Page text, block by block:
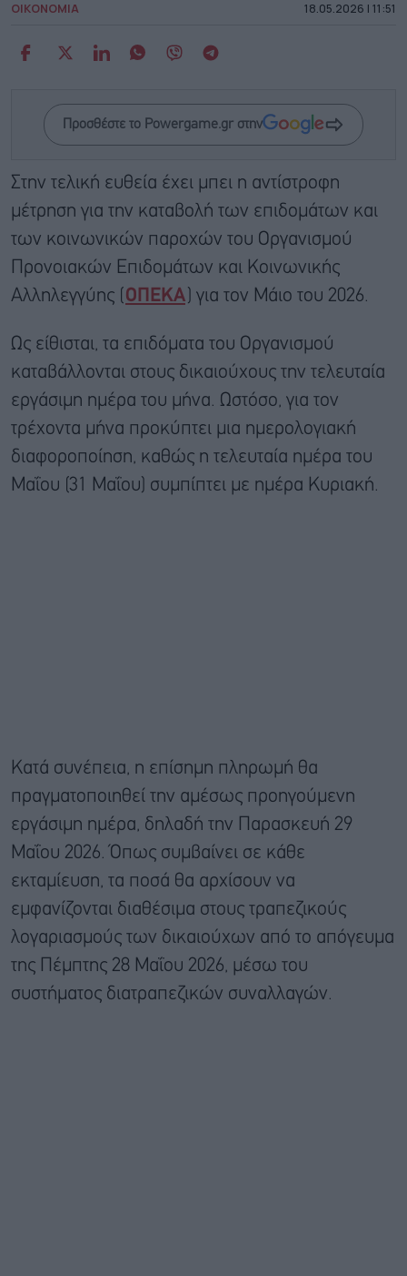
ΟΙΚΟΝΟΜΙΑ 18.05.2026 | 11:51
Προσθέστε το Powergame.gr στην
Στην τελική ευθεία έχει μπει η αντίστροφη
μέτρηση για την καταβολή των επιδομάτων και
των κοινωνικών παροχών του Οργανισμού
Προνοιακών Επιδομάτων και Κοινωνικής
Αλληλεγγύης (
ΟΠΕΚΑ ) για τον Μάιο του 2026.
Ως είθισται, τα επιδόματα του Οργανισμού
καταβάλλονται στους δικαιούχους την τελευταία
εργάσιμη ημέρα του μήνα. Ωστόσο, για τον
τρέχοντα μήνα προκύπτει μια ημερολογιακή
διαφοροποίηση, καθώς η τελευταία ημέρα του
Μαΐου (31 Μαΐου) συμπίπτει με ημέρα Κυριακή.
Κατά συνέπεια, η επίσημη πληρωμή θα
πραγματοποιηθεί την αμέσως προηγούμενη
εργάσιμη ημέρα, δηλαδή την Παρασκευή 29
Μαΐου 2026. Όπως συμβαίνει σε κάθε
εκταμίευση, τα ποσά θα αρχίσουν να
εμφανίζονται διαθέσιμα στους τραπεζικούς
λογαριασμούς των δικαιούχων από το απόγευμα
της Πέμπτης 28 Μαΐου 2026, μέσω του
συστήματος διατραπεζικών συναλλαγών.